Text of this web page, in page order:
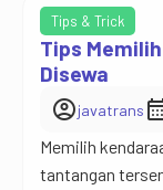
jika Anda
manfaatkan
perusahaan
mereka untuk
Tips & Trick
Tips
Disewa
account_circlejavatrans
Memilih
tantangan